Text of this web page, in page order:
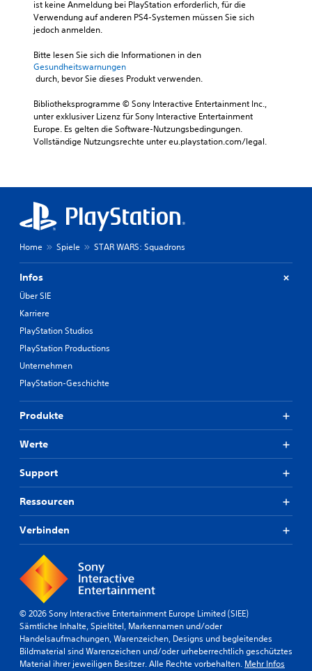
ist keine Anmeldung bei PlayStation erforderlich, für die
Verwendung auf anderen PS4-Systemen müssen Sie sich
jedoch anmelden.
Bitte lesen Sie sich die Informationen in den
Gesundheitswarnungen
durch, bevor Sie dieses Produkt verwenden.
Bibliotheksprogramme © Sony Interactive Entertainment Inc.,
unter exklusiver Lizenz für Sony Interactive Entertainment
Europe. Es gelten die Software-Nutzungsbedingungen.
Vollständige Nutzungsrechte unter eu.playstation.com/legal.
Home Spiele STAR WARS: Squadrons
Infos
Über SIE
Karriere
PlayStation Studios
PlayStation Productions
Unternehmen
PlayStation-Geschichte
Produkte
Werte
Support
Ressourcen
Verbinden
© 2026 Sony Interactive Entertainment Europe Limited (SIEE)
Sämtliche Inhalte, Spieltitel, Markennamen und/oder
Handelsaufmachungen, Warenzeichen, Designs und begleitendes
Bildmaterial sind Warenzeichen und/oder urheberrechtlich geschütztes
Material ihrer jeweiligen Besitzer. Alle Rechte vorbehalten. Mehr Infos